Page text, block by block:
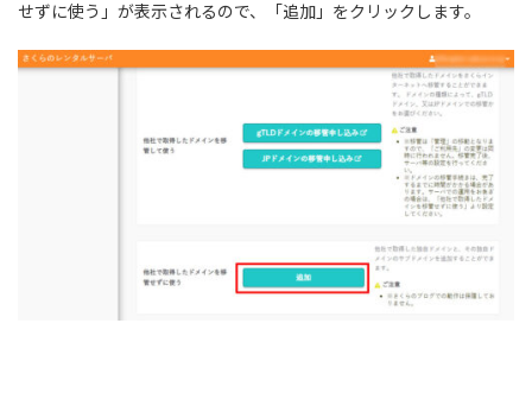
せずに使う」が表示されるので、「追加」をクリックします。